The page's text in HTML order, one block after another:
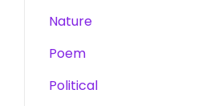
Nature
Poem
Political